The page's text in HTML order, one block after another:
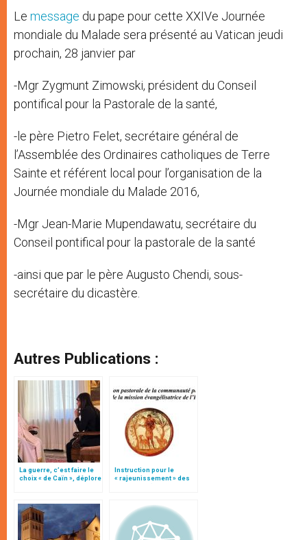
Le message du pape pour cette XXIVe Journée
mondiale du Malade sera présenté au Vatican jeudi
prochain, 28 janvier par
-Mgr Zygmunt Zimowski, président du Conseil
pontifical pour la Pastorale de la santé,
-le père Pietro Felet, secrétaire général de
l’Assemblée des Ordinaires catholiques de Terre
Sainte et référent local pour l’organisation de la
Journée mondiale du Malade 2016,
-Mgr Jean-Marie Mupendawatu, secrétaire du
Conseil pontifical pour la pastorale de la santé
-ainsi que par le père Augusto Chendi, sous-
secrétaire du dicastère.
Autres Publications :
La guerre, c’est faire le
choix « de Caïn », déplore
Instruction pour le
« rajeunissement » des